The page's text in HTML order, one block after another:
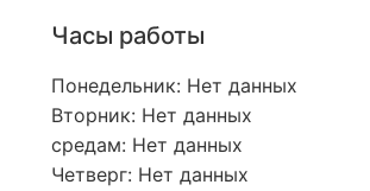
Часы работы
Понедельник: Нет данных
Вторник: Нет данных
средам: Нет данных
Четверг: Нет данных